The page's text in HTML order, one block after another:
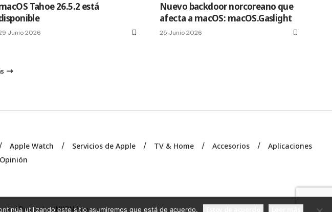
Tahoe 26.5.2 está
Junio 2026
Nuevo backdoor norcoreano que
afecta a macOS: macOS.Gaslight
25 Junio 2026
Apple Watch Servicios de Apple TV & Home Accesorios
Aplicaciones
Opinión
| Design byUNXON Agency.
utilizando este sitio asumiremos que está de acuerdo.